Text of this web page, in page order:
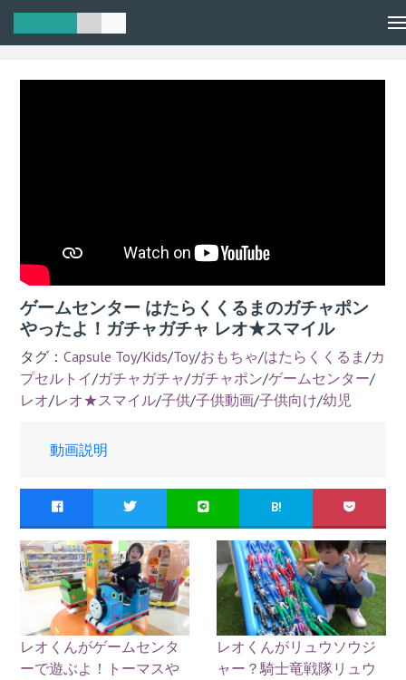
ゲームセンター はたらくくるまのガチャポン
やったよ！ガチャガチャ レオ★スマイル
タグ：Capsule Toy/Kids/Toy/おもちゃ/はたらくくるま/カ
プセルトイ/ガチャガチャ/ガチャポン/ゲームセンター/
レオ/レオ★スマイル/子供/子供動画/子供向け/幼児
動画説明
B!
レオくんがゲームセンタ
ーで遊ぶよ！トーマスや
レオくんがリュウソウジ
ャー？騎士竜戦隊リュウ